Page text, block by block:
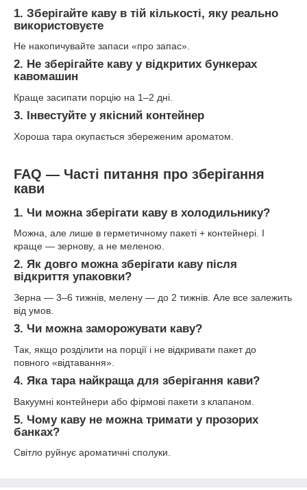
1. Зберігайте каву в тій кількості, яку реально
використовуєте
Не накопичувайте запаси «про запас».
2. Не зберігайте каву у відкритих бункерах
кавомашин
Краще засипати порцію на 1–2 дні.
3. Інвестуйте у якісний контейнер
Хороша тара окупається збереженим ароматом.
FAQ — Часті питання про зберігання
кави
1. Чи можна зберігати каву в холодильнику?
Можна, але лише в герметичному пакеті + контейнері. І
краще — зернову, а не меленою.
2. Як довго можна зберігати каву після
відкриття упаковки?
Зерна — 3–6 тижнів, мелену — до 2 тижнів. Але все залежить
від умов.
3. Чи можна заморожувати каву?
Так, якщо розділити на порції і не відкривати пакет до
повного «відтавання».
4. Яка тара найкраща для зберігання кави?
Вакуумні контейнери або фірмові пакети з клапаном.
5. Чому каву не можна тримати у прозорих
банках?
Світло руйнує ароматичні сполуки.